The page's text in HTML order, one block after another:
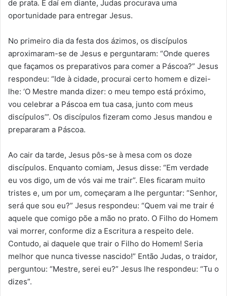
de prata. E daí em diante, Judas procurava uma
oportunidade para entregar Jesus.
No primeiro dia da festa dos ázimos, os discípulos
aproximaram-se de Jesus e perguntaram: “Onde queres
que façamos os preparativos para comer a Páscoa?” Jesus
respondeu: “Ide à cidade, procurai certo homem e dizei-
lhe: ‘O Mestre manda dizer: o meu tempo está próximo,
vou celebrar a Páscoa em tua casa, junto com meus
discípulos’”. Os discípulos fizeram como Jesus mandou e
prepararam a Páscoa.
Ao cair da tarde, Jesus pôs-se à mesa com os doze
discípulos. Enquanto comiam, Jesus disse: “Em verdade
eu vos digo, um de vós vai me trair”. Eles ficaram muito
tristes e, um por um, começaram a lhe perguntar: “Senhor,
será que sou eu?” Jesus respondeu: “Quem vai me trair é
aquele que comigo põe a mão no prato. O Filho do Homem
vai morrer, conforme diz a Escritura a respeito dele.
Contudo, ai daquele que trair o Filho do Homem! Seria
melhor que nunca tivesse nascido!” Então Judas, o traidor,
perguntou: “Mestre, serei eu?” Jesus lhe respondeu: “Tu o
dizes”.